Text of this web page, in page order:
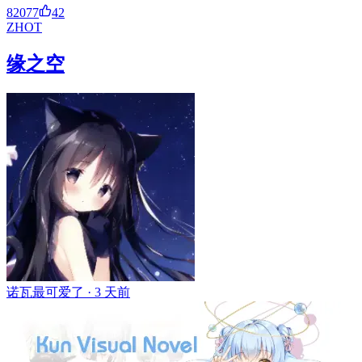
82077
42
ZHOT
缘之空
诺瓦最可爱了 · 3 天前